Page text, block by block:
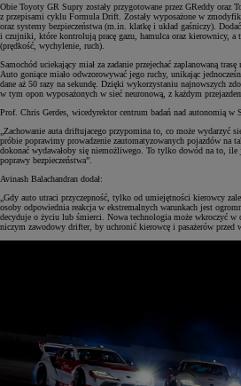
Obie Toyoty GR Supry zostały przygotowane przez GReddy oraz
z przepisami cyklu Formula Drift. Zostały wyposażone w
oraz systemy bezpieczeństwa (m.in. klatkę i układ gaśniczy).
i czujniki, które kontrolują pracę gazu, hamulca oraz kierownicy, a
(prędkość, wychylenie, ruch).
Samochód uciekający miał za zadanie przejechać zaplanowaną
Auto goniące miało odwzorowywać jego ruchy, unikając
dane aż 50 razy na sekundę. Dzięki wykorzystaniu najnowszych
w tym opon wyposażonych w sieć neuronową, z każdym
Prof. Chris Gerdes, wicedyrektor centrum badań nad autonomią w
„Zachowanie auta driftujacego przypomina to, co może wydarzyć
próbie poprawimy prowadzenie zautomatyzowanych pojazdów na
dokonać wydawałoby się niemożliwego. To tylko dowód na to, ile
poprawy bezpieczeństwa”.
Avinash Balachandran dodał:
„Gdy auto utraci przyczepność, tylko od umiejętności kierowcy
osoby odpowiednia reakcja w ekstremalnych warunkach jest
decyduje o życiu lub śmierci. Nowa technologia może wkroczyć
niczym zawodowy drifter, by uchronić kierowcę i pasażerów przed